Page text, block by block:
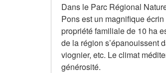
Dans le Parc Régional
Pons est un magnifique
propriété familiale de 10 ha
de la région s’épanouissent
viognier, etc. Le climat
générosité.